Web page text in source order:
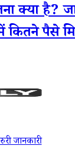
है?
कितने पैसे
जानकारी